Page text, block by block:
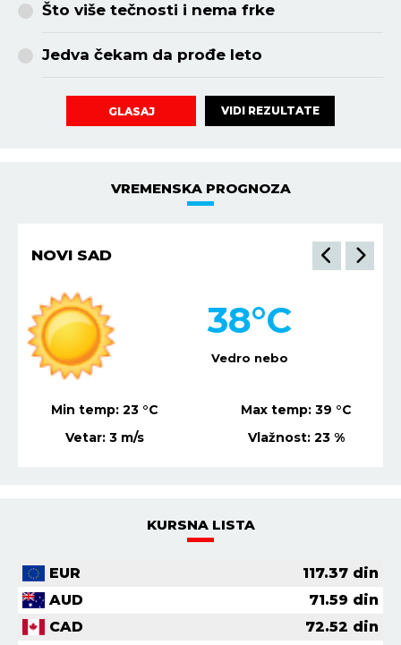
Što više tečnosti i nema frke
Jedva čekam da prođe leto
GLASAJ VIDI REZULTATE
VREMENSKA PROGNOZA
NOVI SAD
Vedro nebo
38°C
Min temp:23 °C Max temp: 39 °C
Vetar:3 m/s Vlažnost: 23 %
KURSNA LISTA
EUR 117.37 din
AUD
71.59 din
CAD
72.52 din